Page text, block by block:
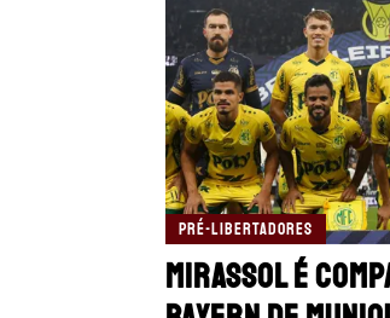
PRÉ-LIBERTADORES
Mirassol é